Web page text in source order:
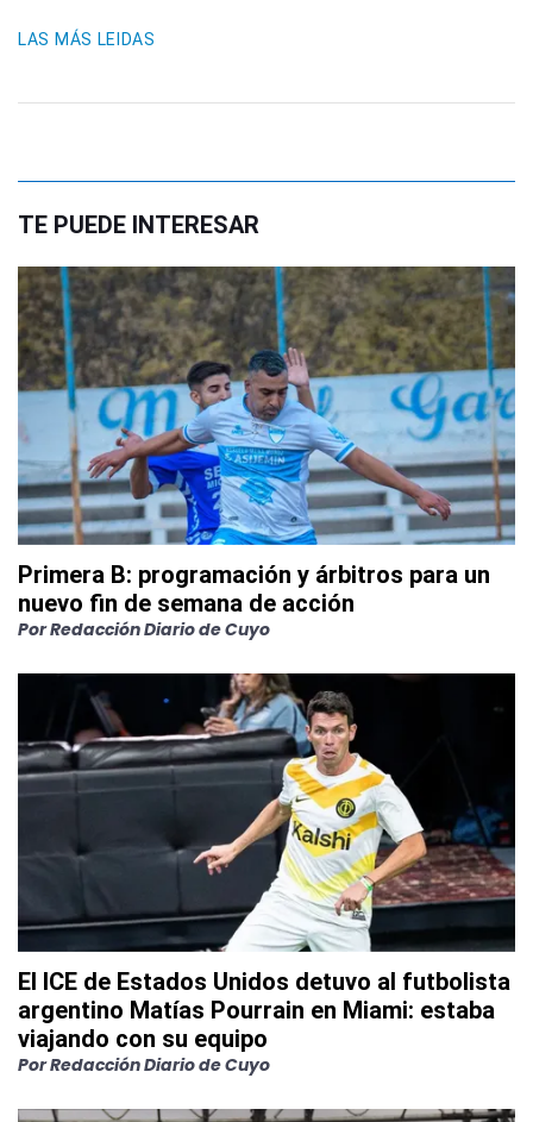
LAS MÁS LEIDAS
TE PUEDE INTERESAR
Primera B: programación y árbitros para un
nuevo fin de semana de acción
PorRedacción Diario de Cuyo
El ICE de Estados Unidos detuvo al futbolista
argentino Matías Pourrain en Miami: estaba
viajando con su equipo
PorRedacción Diario de Cuyo